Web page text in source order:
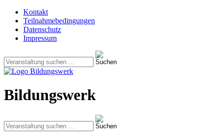
Kontakt
Teilnahmebedingungen
Datenschutz
Impressum
Bildungswerk